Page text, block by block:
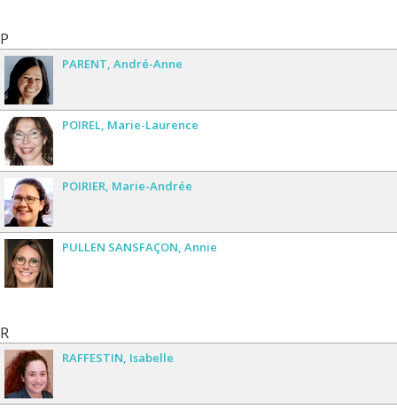
P
PARENT André-Anne
POIREL Marie-Laurence
POIRIER Marie-Andrée
PULLEN SANSFAÇON Annie
R
RAFFESTIN Isabelle